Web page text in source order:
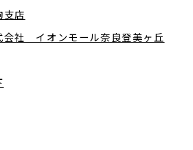
店
会社 イオンモール奈良登美ヶ丘